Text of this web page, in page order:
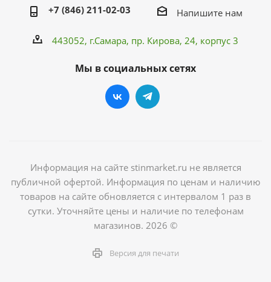
+7 (846) 211-02-03 Напишите нам
443052, г.Самара, пр. Кирова, 24, корпус 3
Мы в социальных сетях
Информация на сайте stinmarket.ru не является
публичной офертой. Информация по ценам и наличию
товаров на сайте обновляется с интервалом 1 раз в
сутки. Уточняйте цены и наличие по телефонам
магазинов. 2026 ©
Версия для печати